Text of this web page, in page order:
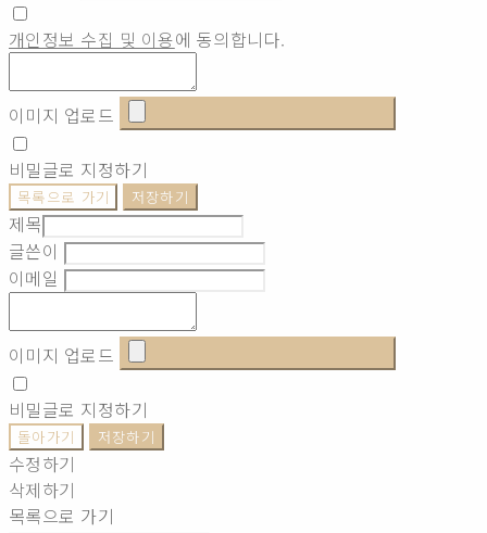
개인정보 수집 및 이용에 동의합니다.
이미지 업로드
비밀글로 지정하기
목록으로 가기 저장하기
제목
글쓴이
이메일
이미지 업로드
비밀글로 지정하기
돌아가기 저장하기
수정하기
삭제하기
목록으로 가기